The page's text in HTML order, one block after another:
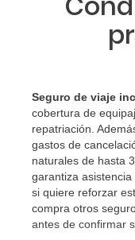
Seguro de viaje
cobertura de
repatriación.
gastos de
naturales de hasta
garantiza
si quiere reforzar
compra otros
antes de confirmar